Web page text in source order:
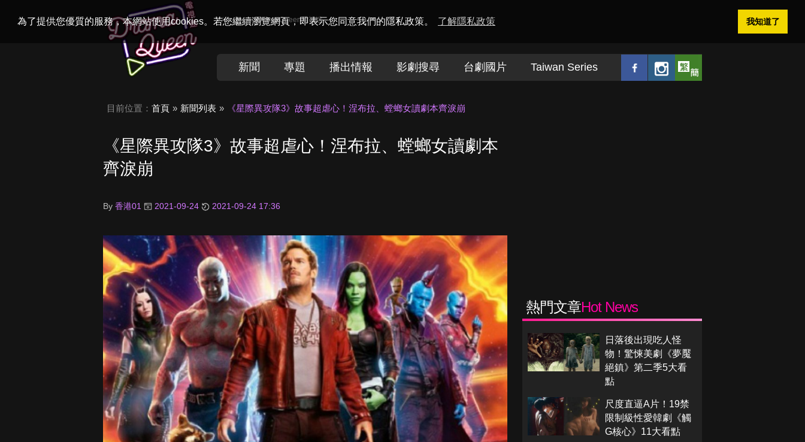
為了提供您優質的服務，本網站使用cookies。若您繼續瀏覽網頁，即表示您同意我們的隱私政策。 了解隱私政策 我知道了
Welcome toDramaQueen電視迷
新聞 專題 播出情報 影劇搜尋 台劇國片 Taiwan Series
目前位置： 首頁 新聞列表 《星際異攻隊3》故事超虐心！涅布拉、螳螂女讀劇本齊淚崩
《星際異攻隊3》故事超虐心！涅布拉、螳螂女讀劇本
齊淚崩
By 香港01 2021-09-24 2021-09-24 17:36
熱門文章Hot News
日落後出現吃人怪
物！驚悚美劇《夢魘
絕鎮》第二季5大看
點
尺度直逼A片！19禁
限制級性愛韓劇《觸
G核心》11大看點